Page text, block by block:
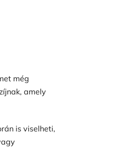
még
amely
is viselheti,